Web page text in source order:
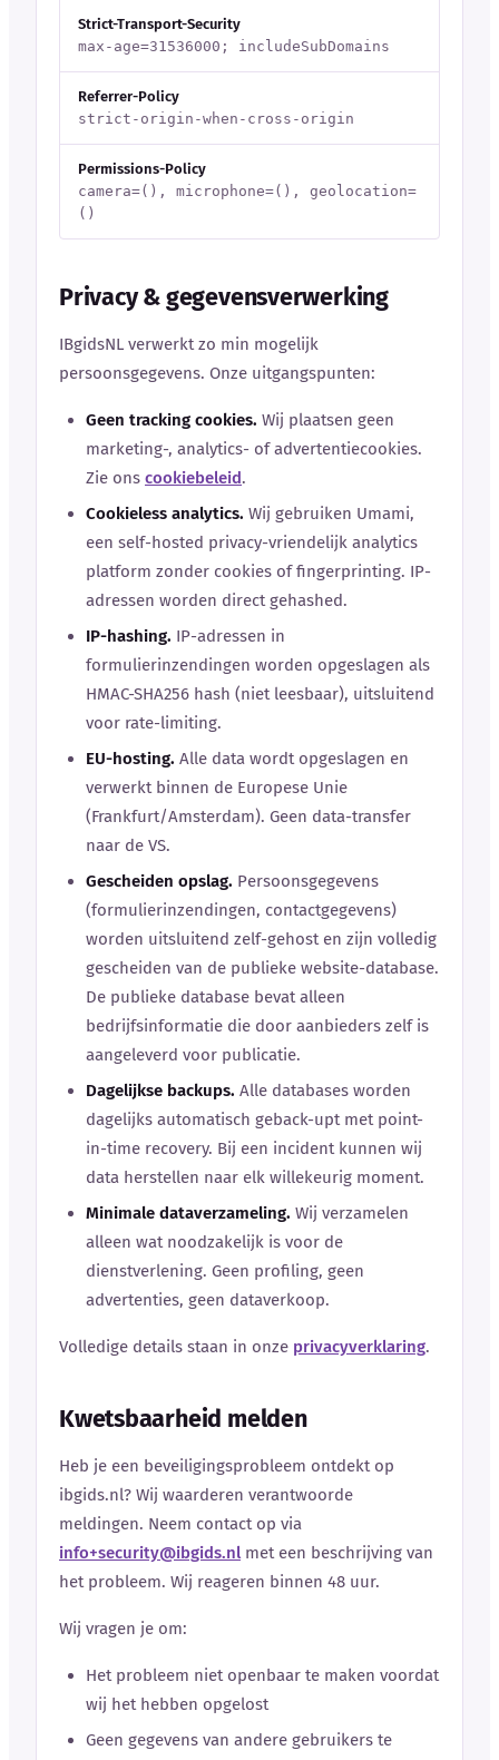
Strict-Transport-Security
max-age=31536000; includeSubDomains
Referrer-Policy
strict-origin-when-cross-origin
Permissions-Policy
camera=(), microphone=(), geolocation=
()
Privacy & gegevensverwerking
IBgidsNL verwerkt zo min mogelijk
persoonsgegevens. Onze uitgangspunten:
Geen tracking cookies. Wij plaatsen geen
marketing-, analytics- of advertentiecookies.
Zie ons cookiebeleid.
Cookieless analytics. Wij gebruiken Umami,
een self-hosted privacy-vriendelijk analytics
platform zonder cookies of fingerprinting. IP-
adressen worden direct gehashed.
IP-hashing. IP-adressen in
formulierinzendingen worden opgeslagen als
HMAC-SHA256 hash (niet leesbaar), uitsluitend
voor rate-limiting.
EU-hosting. Alle data wordt opgeslagen en
verwerkt binnen de Europese Unie
(Frankfurt/Amsterdam). Geen data-transfer
naar de VS.
Gescheiden opslag. Persoonsgegevens
(formulierinzendingen, contactgegevens)
worden uitsluitend zelf-gehost en zijn volledig
gescheiden van de publieke website-database.
De publieke database bevat alleen
bedrijfsinformatie die door aanbieders zelf is
aangeleverd voor publicatie.
Dagelijkse backups. Alle databases worden
dagelijks automatisch geback-upt met point-
in-time recovery. Bij een incident kunnen wij
data herstellen naar elk willekeurig moment.
Minimale dataverzameling. Wij verzamelen
alleen wat noodzakelijk is voor de
dienstverlening. Geen profiling, geen
advertenties, geen dataverkoop.
Volledige details staan in onze privacyverklaring.
Kwetsbaarheid melden
Heb je een beveiligingsprobleem ontdekt op
ibgids.nl? Wij waarderen verantwoorde
meldingen. Neem contact op via
info+security@ibgids.nl met een beschrijving van
het probleem. Wij reageren binnen 48 uur.
Wij vragen je om:
Het probleem niet openbaar te maken voordat
wij het hebben opgelost
Geen gegevens van andere gebruikers te